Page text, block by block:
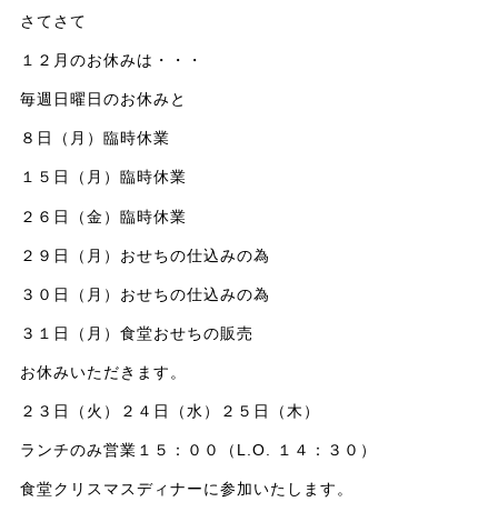
さてさて
１２月のお休みは・・・
毎週日曜日のお休みと
８日（月）臨時休業
１５日（月）臨時休業
２６日（金）臨時休業
２９日（月）おせちの仕込みの為
３０日（月）おせちの仕込みの為
３１日（月）食堂おせちの販売
お休みいただきます。
２３日（火）２４日（水）２５日（木）
ランチのみ営業１５：００（L.O. １４：３０）
食堂クリスマスディナーに参加いたします。